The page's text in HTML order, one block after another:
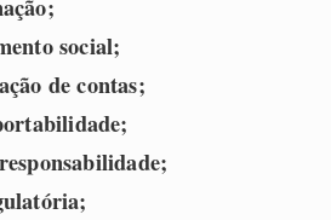
social;
de contas;